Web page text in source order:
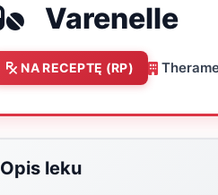
Varenelle
NA RECEPTĘ (RP)
Opis leku